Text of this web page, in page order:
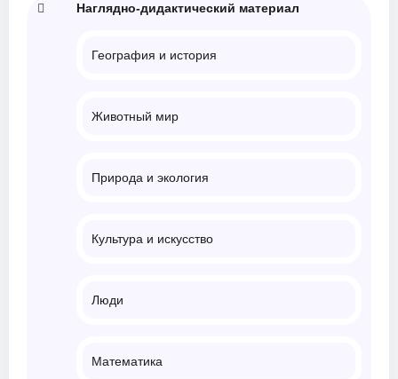
Наглядно-дидактический материал
География и история
Животный мир
Природа и экология
Культура и искусство
Люди
Математика